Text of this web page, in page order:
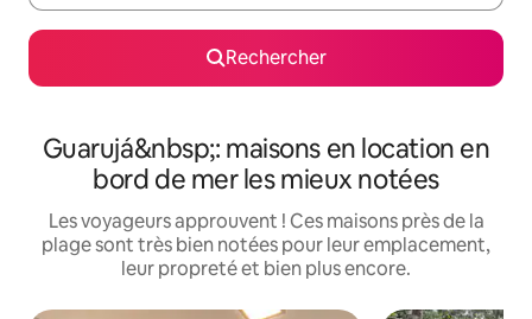
Rechercher
Guarujá&nbsp;: maisons en location en
bord de mer les mieux notées
Les voyageurs approuvent ! Ces maisons près de la
plage sont très bien notées pour leur emplacement,
leur propreté et bien plus encore.